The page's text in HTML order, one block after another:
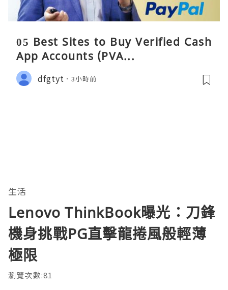
05 Best Sites to Buy Verified Cash
App Accounts (PVA...
dfgtyt 3小時前
生活
Lenovo ThinkBook曝光：刀鋒
機身挑戰PG直擊龍捲風般輕薄
極限
瀏覽次數:81